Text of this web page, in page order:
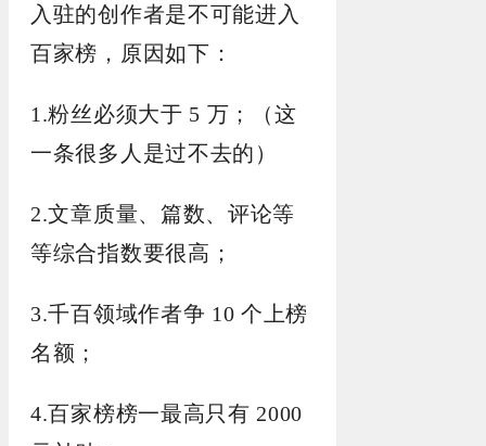
入驻的创作者是不可能进入
百家榜，原因如下：
1.粉丝必须大于 5 万；（这
一条很多人是过不去的）
2.文章质量、篇数、评论等
等综合指数要很高；
3.千百领域作者争 10 个上榜
名额；
4.百家榜榜一最高只有 2000